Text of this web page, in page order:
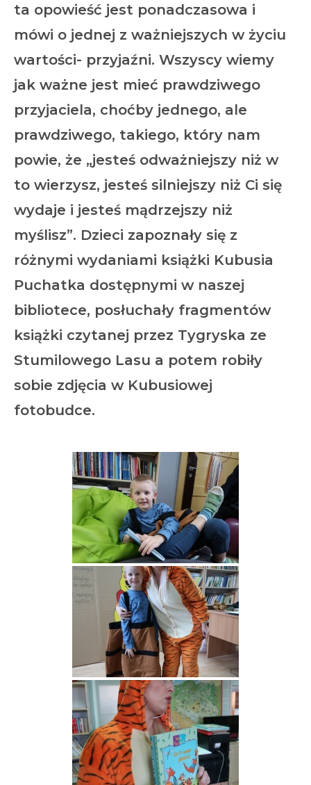
ta opowieść jest ponadczasowa i
mówi o jednej z ważniejszych w życiu
wartości- przyjaźni. Wszyscy wiemy
jak ważne jest mieć prawdziwego
przyjaciela, choćby jednego, ale
prawdziwego, takiego, który nam
powie, że „jesteś odważniejszy niż w
to wierzysz, jesteś silniejszy niż Ci się
wydaje i jesteś mądrzejszy niż
myślisz”. Dzieci zapoznały się z
różnymi wydaniami książki Kubusia
Puchatka dostępnymi w naszej
bibliotece, posłuchały fragmentów
książki czytanej przez Tygryska ze
Stumilowego Lasu a potem robiły
sobie zdjęcia w Kubusiowej
fotobudce.